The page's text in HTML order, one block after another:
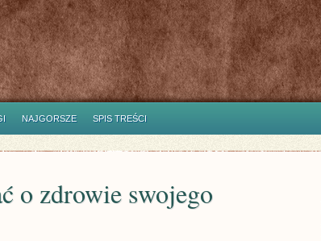
NAJGORSZE SPIS TREŚCI
o zdrowie swojego